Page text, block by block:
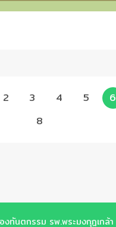
2 3 4 5 6
8
ทันตกรรม รพ.พระมงกุฎเกล้า